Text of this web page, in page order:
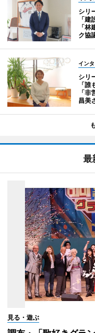
シリ
「
「
ク協
イン
シリ
「
「
昌美
最
見る・遊ぶ